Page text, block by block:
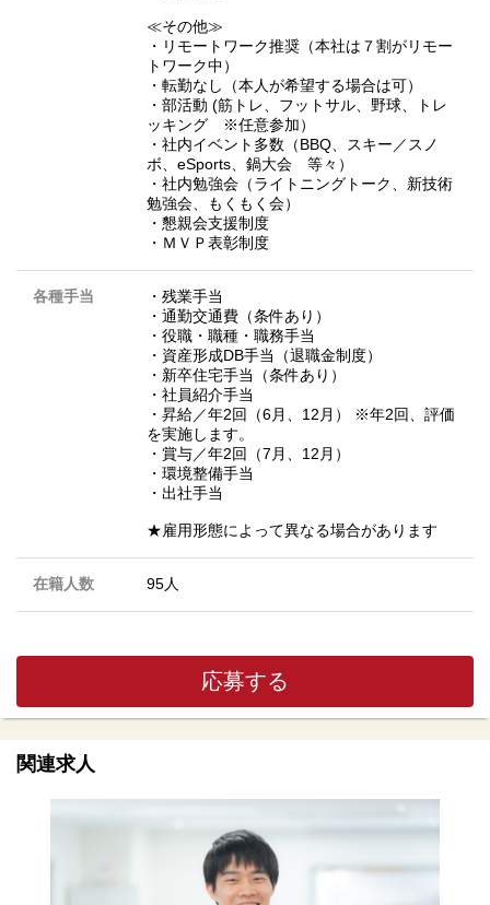
≪その他≫
・リモートワーク推奨（本社は７割がリモー
トワーク中）
・転勤なし（本人が希望する場合は可）
・部活動 (筋トレ、フットサル、野球、トレ
ッキング ※任意参加）
・社内イベント多数（BBQ、スキー／スノ
ボ、eSports、鍋大会 等々）
・社内勉強会（ライトニングトーク、新技術
勉強会、もくもく会）
・懇親会支援制度
・ＭＶＰ表彰制度
各種手当
・残業手当
・通勤交通費（条件あり）
・役職・職種・職務手当
・資産形成DB手当（退職金制度）
・新卒住宅手当（条件あり）
・社員紹介手当
・昇給／年2回（6月、12月） ※年2回、評価
を実施します。
・賞与／年2回（7月、12月）
・環境整備手当
・出社手当
★雇用形態によって異なる場合があります
在籍人数 95人
応募する
関連求人